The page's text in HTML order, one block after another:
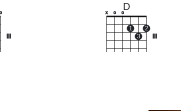
o
D
x o o
1
3
2